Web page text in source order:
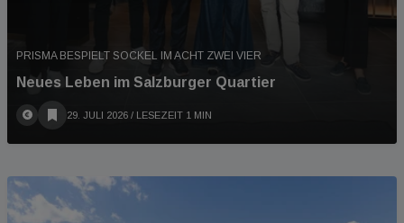
PRISMA BESPIELT SOCKEL IM ACHT ZWEI VIER
Neues Leben im Salzburger Quartier
29. JULI 2026 / LESEZEIT 1 MIN